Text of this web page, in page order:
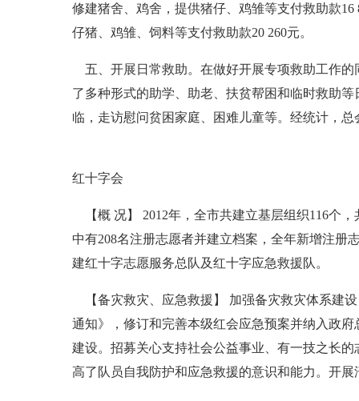
修建猪舍、鸡舍，提供猪仔、鸡雏等支付救助款
仔猪、鸡雏、饲料等支付救助款20 260元。
五、开展日常救助。在做好开展专项救助工作的
了多种形式的助学、助老、扶贫帮困和临时救助
临，走访慰问贫困家庭、困难儿童等。经统计，
红十字会
【概 况】 2012年，全市共建立基层组织116个
中有208名注册志愿者并建立档案，全年新增注册
建红十字志愿服务总队及红十字应急救援队。
【备灾救灾、应急救援】 加强备灾救灾体系建
通知》，修订和完善本级红会应急预案并纳入政
建设。招募关心支持社会公益事业、有一技之长
高了队员自我防护和应急救援的意识和能力。开